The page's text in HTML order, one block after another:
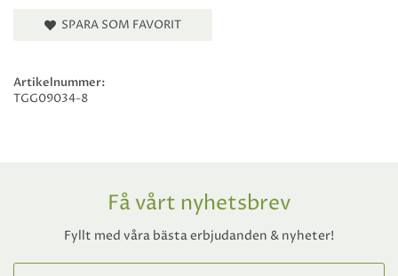
SPARA SOM FAVORIT
Artikelnummer:
TGG09034-8
Få vårt nyhetsbrev
Fyllt med våra bästa erbjudanden & nyheter!